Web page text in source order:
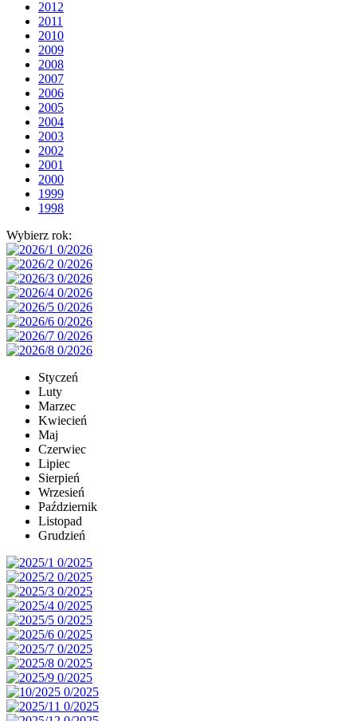
2012
2011
2010
2009
2008
2007
2006
2005
2004
2003
2002
2001
2000
1999
1998
Wybierz rok:
Styczeń
Luty
Marzec
Kwiecień
Maj
Czerwiec
Lipiec
Sierpień
Wrzesień
Październik
Listopad
Grudzień